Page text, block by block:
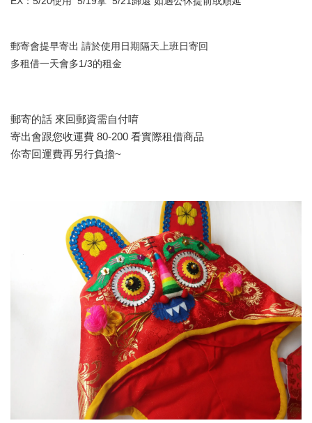
郵寄會提早寄出 請於使用日期隔天上班日寄回
多租借一天會多1/3的租金
郵寄的話 來回郵資需自付唷
寄出會跟您收運費 80-200 看實際租借商品
你寄回運費再另行負擔~